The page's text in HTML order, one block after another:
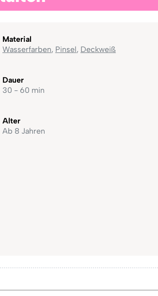
Material
Wasserfarben, Pinsel, Deckweiß
Dauer
30 - 60 min
Alter
Ab 8 Jahren